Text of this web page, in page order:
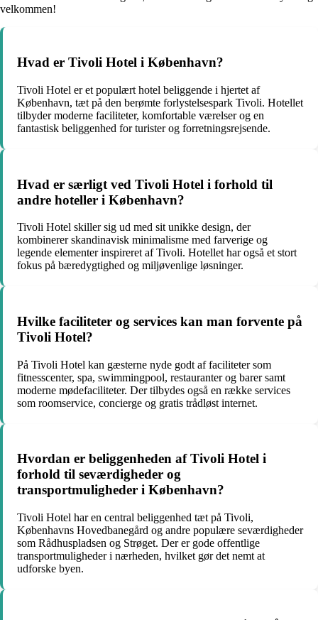
velkommen!
Hvad er Tivoli Hotel i København?
Tivoli Hotel er et populært hotel beliggende i hjertet af
København, tæt på den berømte forlystelsespark Tivoli. Hotellet
tilbyder moderne faciliteter, komfortable værelser og en
fantastisk beliggenhed for turister og forretningsrejsende.
Hvad er særligt ved Tivoli Hotel i forhold til
andre hoteller i København?
Tivoli Hotel skiller sig ud med sit unikke design, der
kombinerer skandinavisk minimalisme med farverige og
legende elementer inspireret af Tivoli. Hotellet har også et stort
fokus på bæredygtighed og miljøvenlige løsninger.
Hvilke faciliteter og services kan man forvente på
Tivoli Hotel?
På Tivoli Hotel kan gæsterne nyde godt af faciliteter som
fitnesscenter, spa, swimmingpool, restauranter og barer samt
moderne mødefaciliteter. Der tilbydes også en række services
som roomservice, concierge og gratis trådløst internet.
Hvordan er beliggenheden af Tivoli Hotel i
forhold til seværdigheder og
transportmuligheder i København?
Tivoli Hotel har en central beliggenhed tæt på Tivoli,
Københavns Hovedbanegård og andre populære seværdigheder
som Rådhuspladsen og Strøget. Der er gode offentlige
transportmuligheder i nærheden, hvilket gør det nemt at
udforske byen.